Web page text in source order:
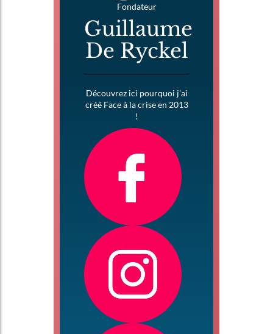
Fondateur
Guillaume
De Ryckel
Découvrez ici pourquoi j’ai
créé Face à la crise en 2013
!